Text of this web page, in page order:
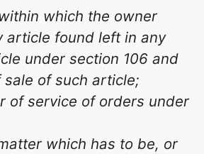
which the owner
article found left in any
under section 106 and
sale of such article;
of service of orders under
which has to be, or